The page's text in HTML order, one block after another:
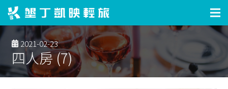
2021-02-23
四人房 (7)